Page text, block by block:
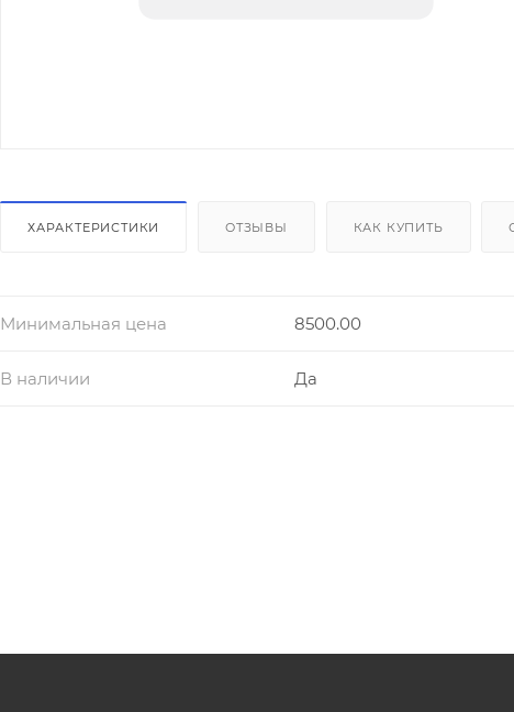
ХАРАКТЕРИСТИКИ ОТЗЫВЫ КАК КУПИТЬ
Минимальная цена 8500.00
В наличии Да